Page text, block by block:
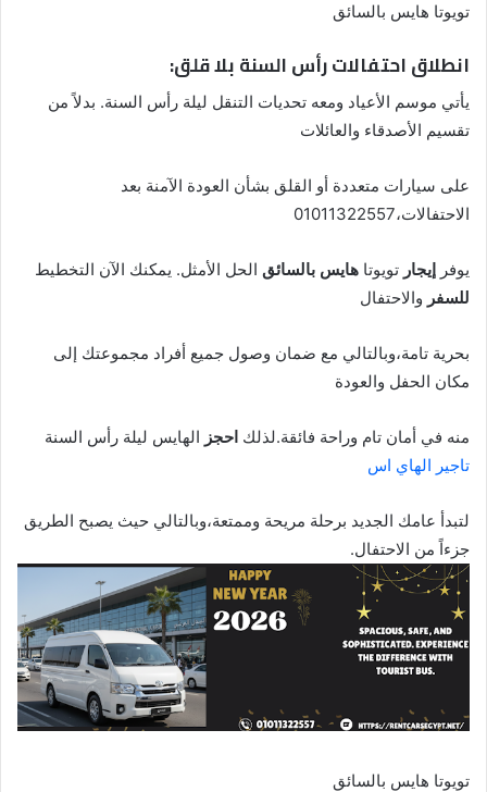
تويوتا هايس بالسائق
انطلاق احتفالات رأس السنة بلا قلق:
يأتي موسم الأعياد ومعه تحديات التنقل ليلة رأس السنة. بدلاً من
تقسيم الأصدقاء والعائلات
على سيارات متعددة أو القلق بشأن العودة الآمنة بعد
الاحتفالات،01011322557
يوفر إيجار تويوتا هايس بالسائق الحل الأمثل. يمكنك الآن التخطيط
للسفر والاحتفال
بحرية تامة،وبالتالي مع ضمان وصول جميع أفراد مجموعتك إلى
مكان الحفل والعودة
منه في أمان تام وراحة فائقة.لذلك احجز الهايس ليلة رأس السنة
تاجير الهاي اس
لتبدأ عامك الجديد برحلة مريحة وممتعة،وبالتالي حيث يصبح الطريق
جزءاً من الاحتفال.
تويوتا هايس بالسائق